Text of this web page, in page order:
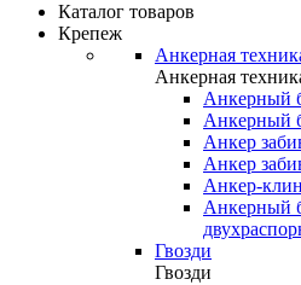
Каталог товаров
Крепеж
Анкерная
Анкерная
Анкерный
Анкерный
Анкер
Анкер
Анкер-клин
Анкерный
Гвозди
Гвозди